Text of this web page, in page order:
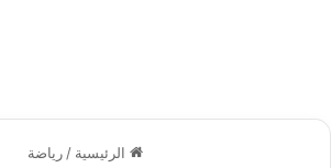
الرئيسية / رياضة